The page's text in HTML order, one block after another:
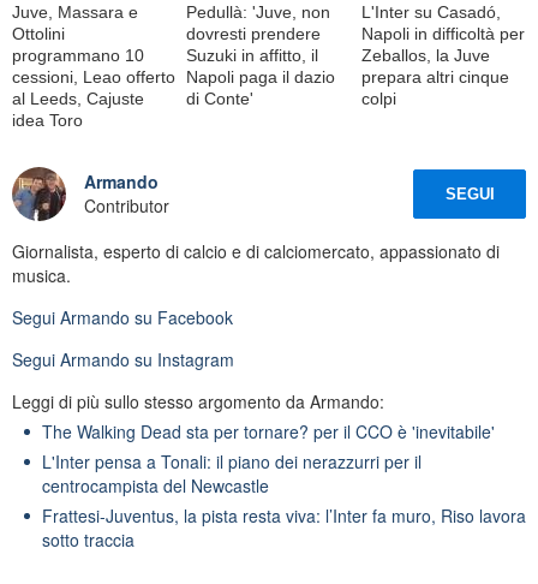
Juve, Massara e
Ottolini
programmano 10
cessioni, Leao offerto
al Leeds, Cajuste
idea Toro
Pedullà: 'Juve, non
dovresti prendere
Suzuki in affitto, il
Napoli paga il dazio
di Conte'
L'Inter su Casadó,
Napoli in difficoltà per
Zeballos, la Juve
prepara altri cinque
colpi
Armando
Contributor
SEGUI
Giornalista, esperto di calcio e di calciomercato, appassionato di
musica.
Segui Armando su Facebook
Segui Armando su Instagram
Leggi di più sullo stesso argomento da Armando:
The Walking Dead sta per tornare? per il CCO è 'inevitabile'
L'Inter pensa a Tonali: il piano dei nerazzurri per il
centrocampista del Newcastle
Frattesi-Juventus, la pista resta viva: l’Inter fa muro, Riso lavora
sotto traccia